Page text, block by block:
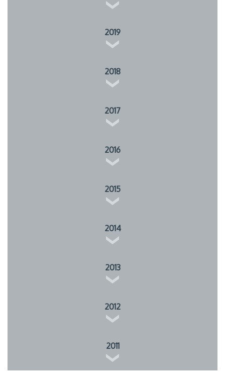
2019
2018
2017
2016
2015
2014
2013
2012
2011